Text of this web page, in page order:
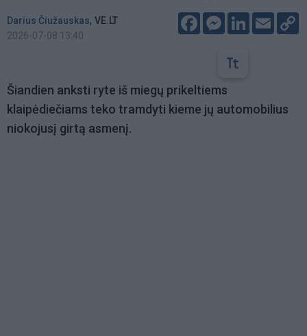
Darius Čiužauskas, VE.LT
2026-07-08 13:40
FacebookMessenger
LinkedIn
Email
Šiandien anksti ryte iš miegų prikeltiems
klaipėdiečiams teko tramdyti kieme jų automobilius
niokojusį girtą asmenį.